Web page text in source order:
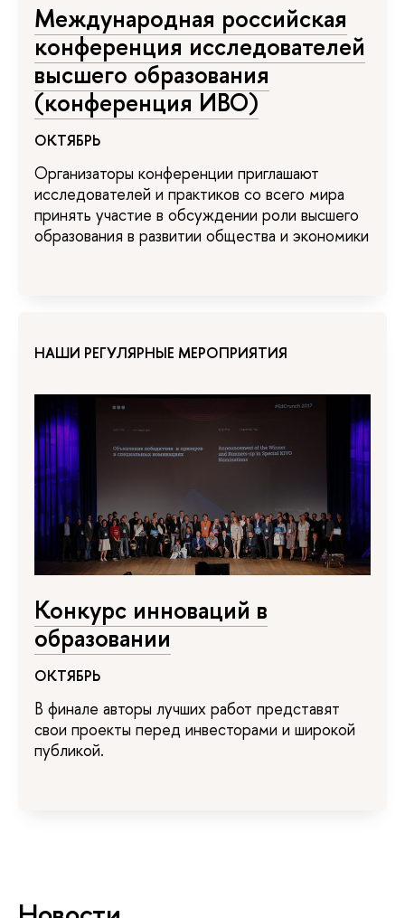
Международная российская
конференция исследователей
высшего образования
(конференция ИВО)
ОКТЯБРЬ
Организаторы конференции приглашают
исследователей и практиков со всего мира
принять участие в обсуждении роли высшего
образования в развитии общества и экономики
НАШИ РЕГУЛЯРНЫЕ МЕРОПРИЯТИЯ
Конкурс инноваций в
образовании
ОКТЯБРЬ
В финале авторы лучших работ представят
свои проекты перед инвесторами и широкой
публикой.